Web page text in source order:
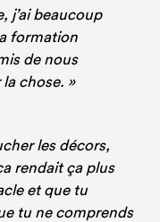
j’ai beaucoup
formation
de nous
chose. »
les décors,
rendait ça plus
et que tu
tu ne comprends